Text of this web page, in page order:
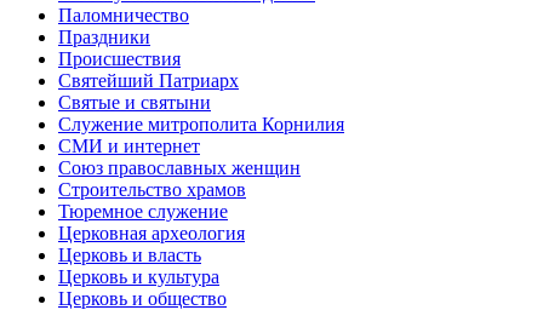
Паломничество
Праздники
Происшествия
Святейший Патриарх
Святые и святыни
Служение митрополита Корнилия
СМИ и интернет
Союз православных женщин
Строительство храмов
Тюремное служение
Церковная археология
Церковь и власть
Церковь и культура
Церковь и общество